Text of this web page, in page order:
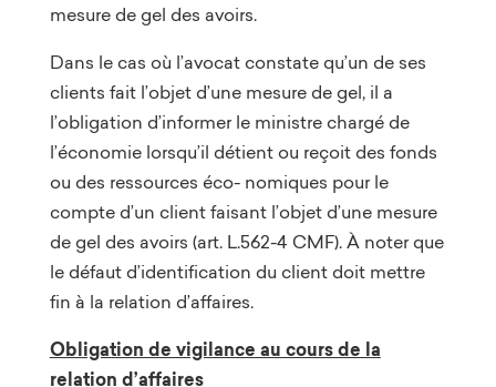
mesure de gel des avoirs.
Dans le cas où l’avocat constate qu’un de ses
clients fait l’objet d’une mesure de gel, il a
l’obligation d’informer le ministre chargé de
l’économie lorsqu’il détient ou reçoit des fonds
ou des ressources éco- nomiques pour le
compte d’un client faisant l’objet d’une mesure
de gel des avoirs (art. L.562-4 CMF). À noter que
le défaut d’identification du client doit mettre
fin à la relation d’affaires.
Obligation de vigilance au cours de la
relation d’affaires